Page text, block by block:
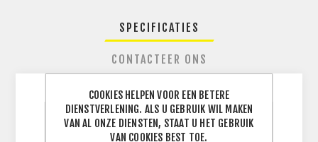
SPECIFICATIES
CONTACTEER ONS
BREEDTE
295J
COOKIES HELPEN VOOR EEN BETERE
DIENSTVERLENING. ALS U GEBRUIK WIL MAKEN
VAN AL ONZE DIENSTEN, STAAT U HET GEBRUIK
VAN COOKIES BEST TOE.